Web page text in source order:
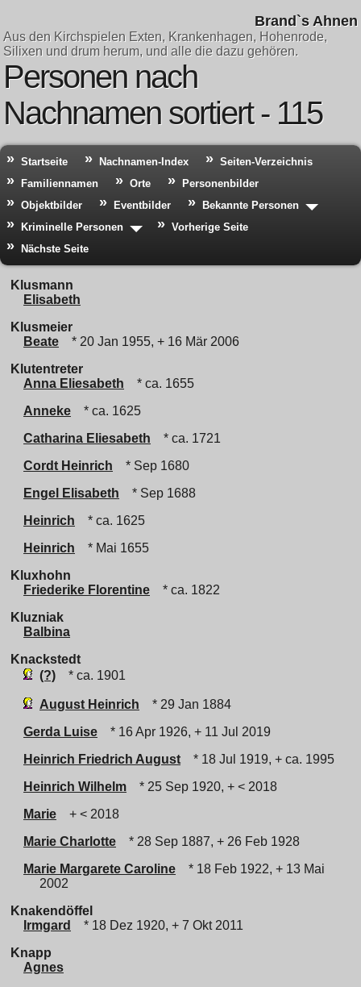
Brand`s Ahnen
Aus den Kirchspielen Exten, Krankenhagen, Hohenrode,
Silixen und drum herum, und alle die dazu gehören.
Personen nach
Nachnamen sortiert - 115
Startseite Nachnamen-Index
Seiten-Verzeichnis
Familiennamen
Orte
Personenbilder
Objektbilder
Eventbilder
Bekannte Personen
Kriminelle Personen
Vorherige Seite
Nächste Seite
Klusmann
Elisabeth
Klusmeier
Beate
* 20 Jan 1955, + 16 Mär 2006
Klutentreter
Anna Eliesabeth
* ca. 1655
Anneke
* ca. 1625
Catharina Eliesabeth
* ca. 1721
Cordt Heinrich
* Sep 1680
Engel Elisabeth
* Sep 1688
Heinrich
* ca. 1625
Heinrich
* Mai 1655
Kluxhohn
Friederike Florentine
* ca. 1822
Kluzniak
Balbina
Knackstedt
(?)
* ca. 1901
August Heinrich
* 29 Jan 1884
Gerda Luise
* 16 Apr 1926, + 11 Jul 2019
Heinrich Friedrich August
* 18 Jul 1919, + ca. 1995
Heinrich Wilhelm
* 25 Sep 1920, + < 2018
Marie
+ < 2018
Marie Charlotte
* 28 Sep 1887, + 26 Feb 1928
Marie Margarete Caroline
* 18 Feb 1922, + 13 Mai
2002
Knakendöffel
Irmgard
* 18 Dez 1920, + 7 Okt 2011
Knapp
Agnes